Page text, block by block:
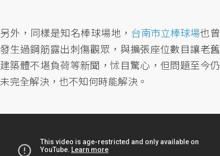
另外，同樣是知名棒球場地， 台南市立棒球場也曾
發生過鋼筋露出刺傷觀眾，與擴張座位數目讓老舊
建築體不堪負荷等新聞，怵目驚心，但問題至今仍
未完全解決，也不知何時能解決。